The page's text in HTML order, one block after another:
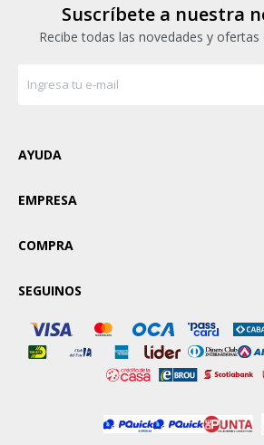
Suscríbete a nuestra
Recibe todas las novedades y ofertas
AYUDA
EMPRESA
COMPRA
SEGUINOS